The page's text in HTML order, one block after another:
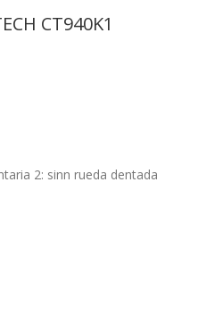
CT940K1
2: sinn rueda dentada